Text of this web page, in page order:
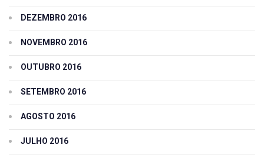
DEZEMBRO 2016
NOVEMBRO 2016
OUTUBRO 2016
SETEMBRO 2016
AGOSTO 2016
JULHO 2016